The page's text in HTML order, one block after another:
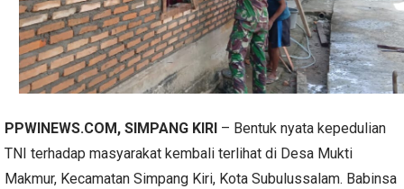
PPWINEWS.COM, SIMPANG KIRI – Bentuk nyata kepedulian
TNI terhadap masyarakat kembali terlihat di Desa Mukti
Makmur, Kecamatan Simpang Kiri, Kota Subulussalam. Babinsa